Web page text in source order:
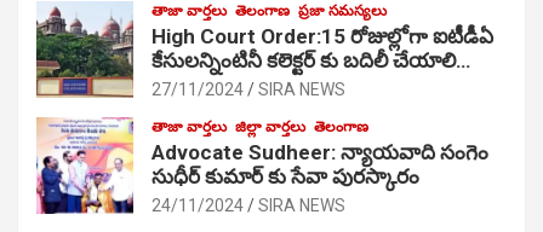
తాజా వార్తలు తెలంగాణ ప్రజా సమస్యలు
High Court Order:15 రోజుల్లోగా ఐటీడీఏ
కేసులన్నింటినీ కలెక్టర్ కు బదిలీ చేయాలి…
27/11/2024 SIRA NEWS
తాజా వార్తలు జిల్లా వార్తలు తెలంగాణ
Advocate Sudheer: న్యాయవాది సంగెం
సుధీర్ కుమార్ కు సేవా పురస్కారం
24/11/2024 SIRA NEWS